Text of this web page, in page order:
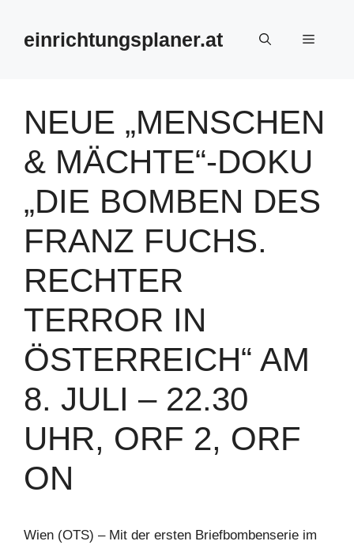
springeneinrichtungsplaner.at Menü
NEUE „MENSCHEN
& MÄCHTE“-DOKU
„DIE BOMBEN DES
FRANZ FUCHS.
RECHTER
TERROR IN
ÖSTERREICH“ AM
8. JULI – 22.30
UHR, ORF 2, ORF
ON
Wien (OTS) – Mit der ersten Briefbombenserie im